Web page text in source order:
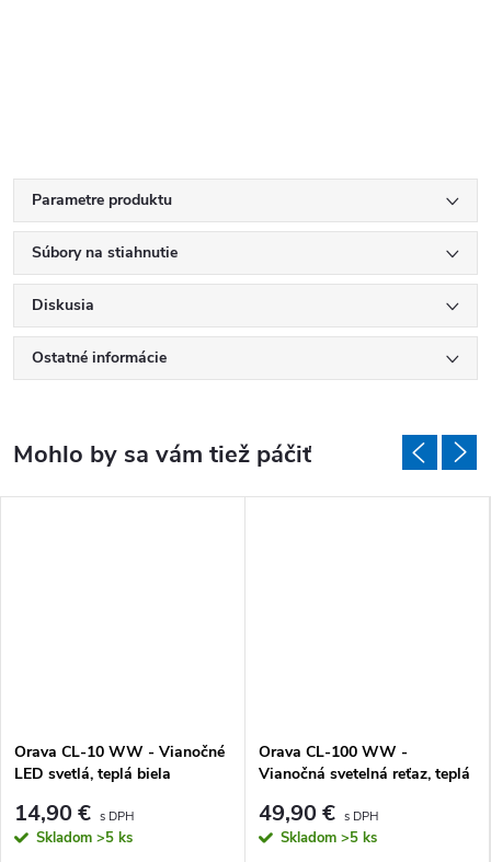
Parametre produktu
Súbory na stiahnutie
Diskusia
Ostatné informácie
Orava CL-10 WW - Vianočné
LED svetlá, teplá biela
14,90 €
Skladom >5 ks
Orava CL-100 WW -
Vianočná svetelná reťaz, teplá
49,90 €
Skladom >5 ks